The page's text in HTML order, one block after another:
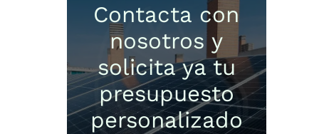
Contacta con
nosotros y
solicita ya tu
presupuesto
personalizado